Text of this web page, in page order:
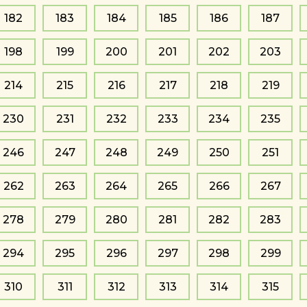
182 183 184 185 186 187
198 199 200 201 202 203
214 215 216 217 218 219
230 231 232 233 234 235
246 247 248 249 250 251
262 263 264 265 266 267
278 279 280 281 282 283
294 295 296 297 298 299
310 311 312 313 314 315